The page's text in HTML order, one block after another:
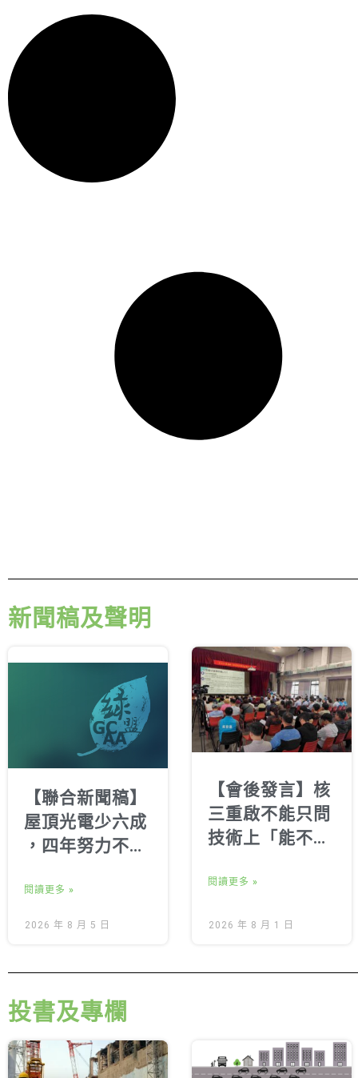
新聞稿及聲明
【聯合新聞稿】
屋頂光電少六成
，四年努力不如
絕半套光電，年
底歸還公民完整
閱讀更多 »
2026 年 8 月 5 日
【會後發言】核
三重啟不能只問
技術上「能不能
齊喊：核安、環
都不能跳過
閱讀更多 »
2026 年 8 月 1 日
投書及專欄